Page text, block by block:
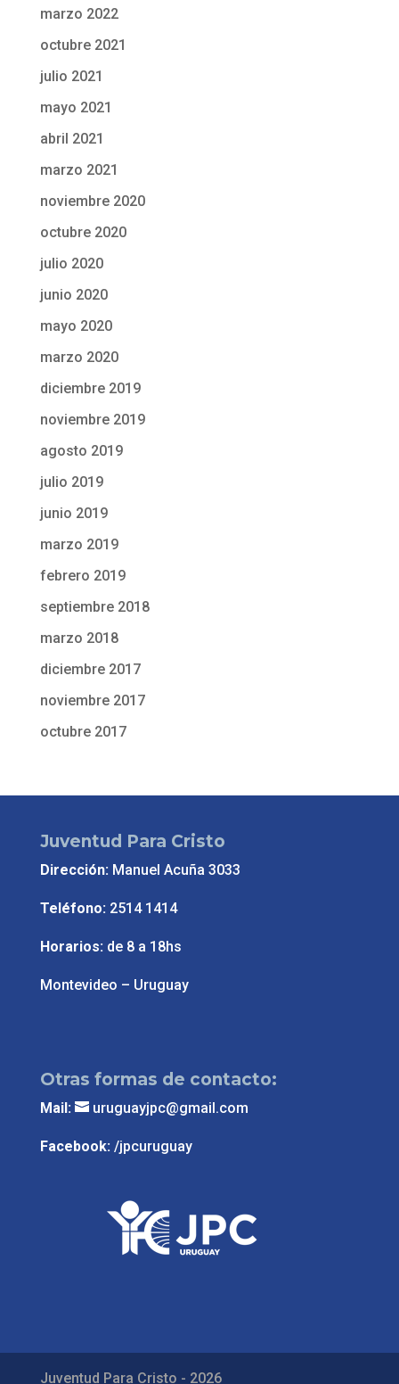
marzo 2022
octubre 2021
julio 2021
mayo 2021
abril 2021
marzo 2021
noviembre 2020
octubre 2020
julio 2020
junio 2020
mayo 2020
marzo 2020
diciembre 2019
noviembre 2019
agosto 2019
julio 2019
junio 2019
marzo 2019
febrero 2019
septiembre 2018
marzo 2018
diciembre 2017
noviembre 2017
octubre 2017
Juventud Para Cristo
Dirección: Manuel Acuña 3033
Teléfono:2514 1414
Horarios:de 8 a 18hs
Montevideo – Uruguay
Otras formas de contacto:
Mail: uruguayjpc@gmail.com
Facebook: /jpcuruguay
Juventud Para Cristo - 2026